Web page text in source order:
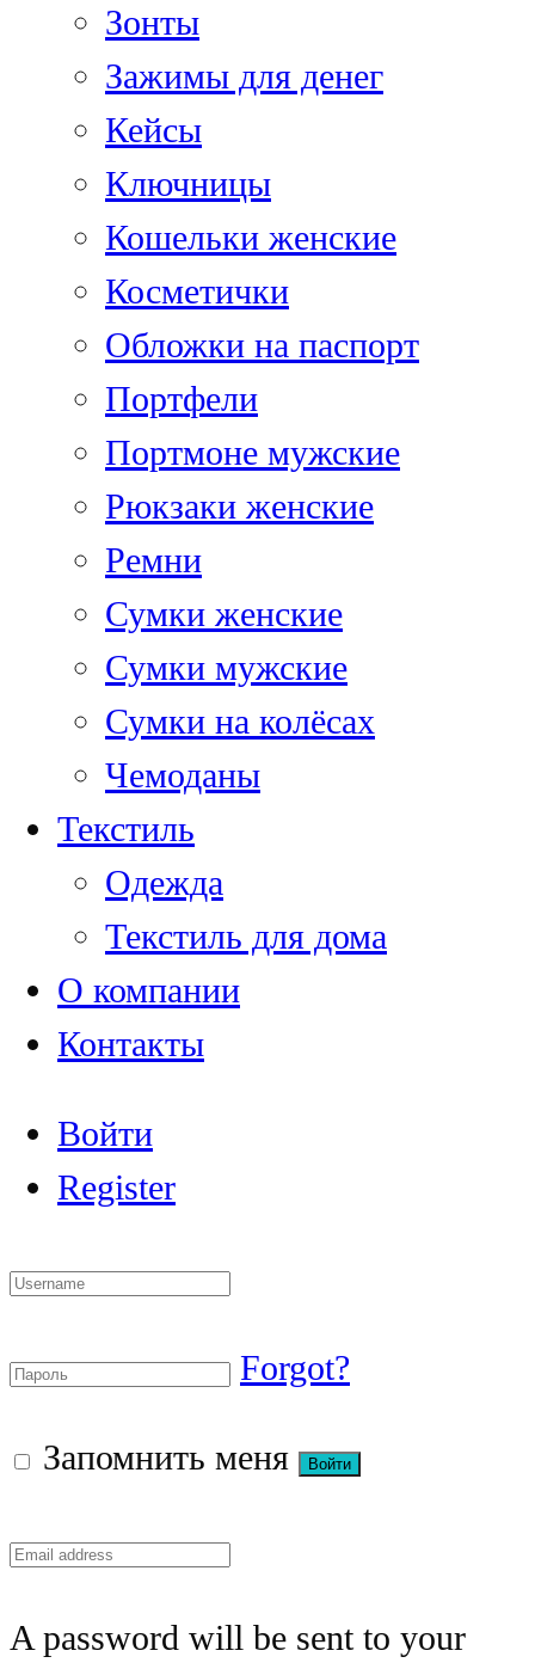
Зонты
Зажимы для денег
Кейсы
Ключницы
Кошельки женские
Косметички
Обложки на паспорт
Портфели
Портмоне мужские
Рюкзаки женские
Ремни
Сумки женские
Сумки мужские
Сумки на колёсах
Чемоданы
Текстиль
Одежда
Текстиль для дома
О компании
Контакты
Войти
Register
Forgot?
Запомнить меня
A password will be sent to your